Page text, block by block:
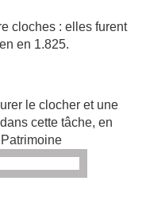
cloches : elles furent
en 1.825.
le clocher et une
cette tâche, en